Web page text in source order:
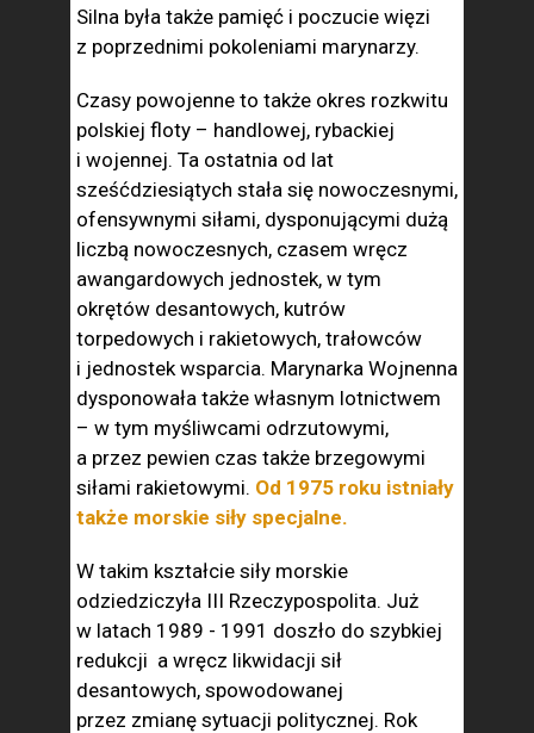
Silna była także pamięć i poczucie więzi
z poprzednimi pokoleniami marynarzy.
Czasy powojenne to także okres rozkwitu
polskiej floty – handlowej, rybackiej
i wojennej. Ta ostatnia od lat
sześćdziesiątych stała się nowoczesnymi,
ofensywnymi siłami, dysponującymi dużą
liczbą nowoczesnych, czasem wręcz
awangardowych jednostek, w tym
okrętów desantowych, kutrów
torpedowych i rakietowych, trałowców
i jednostek wsparcia. Marynarka Wojnenna
dysponowała także własnym lotnictwem
– w tym myśliwcami odrzutowymi,
a przez pewien czas także brzegowymi
siłami rakietowymi. Od 1975 roku istniały
także morskie siły specjalne.
W takim kształcie siły morskie
odziedziczyła III Rzeczypospolita. Już
w latach 1989 - 1991 doszło do szybkiej
redukcji a wręcz likwidacji sił
desantowych, spowodowanej
przez zmianę sytuacji politycznej. Rok